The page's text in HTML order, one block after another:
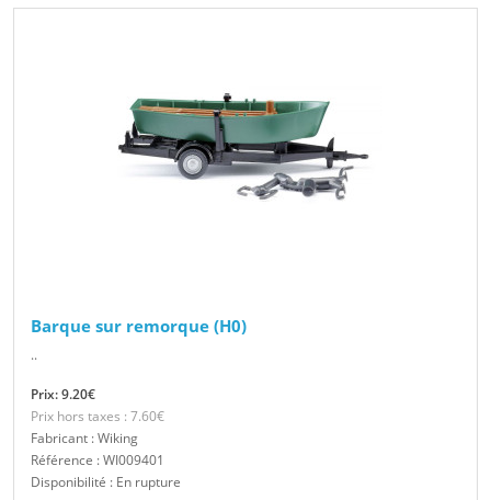
Barque sur remorque (H0)
..
Prix: 9.20€
Prix hors taxes : 7.60€
Fabricant : Wiking
Référence : WI009401
Disponibilité : En rupture